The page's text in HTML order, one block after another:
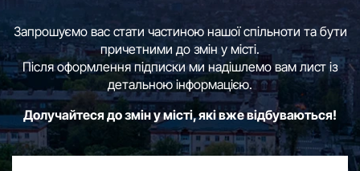
Запрошуємо вас стати частиною нашої спільноти та бути
причетними до змін у місті.
Після оформлення підписки ми надішлемо вам лист із
детальною інформацією.
Долучайтеся до змін у місті, які вже відбуваються!